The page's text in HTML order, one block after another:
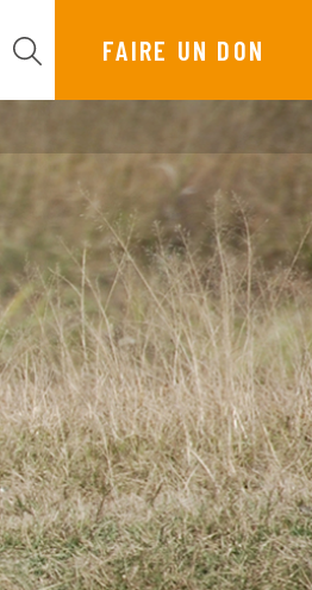
FAIRE UN DON